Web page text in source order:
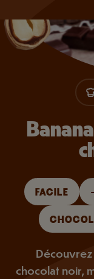
FACILE
chocolat noir,